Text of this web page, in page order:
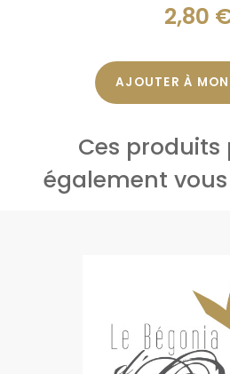
2,80
AJOUTER À
Ces produits
également